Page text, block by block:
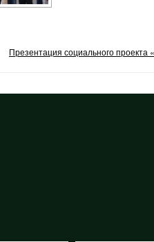
Презентация социального проекта